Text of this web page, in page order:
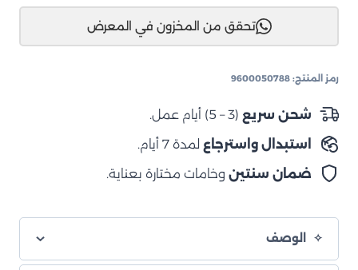
Gear
10
–
ASH
تخزين
تحقق من المخزون في المعرض
رمز المنتج: 9600050788
شحن سريع (3 – 5) أيام عمل.
استبدال واسترجاع لمدة 7 أيام.
ضمان سنتين وخامات مختارة بعناية.
الوصف